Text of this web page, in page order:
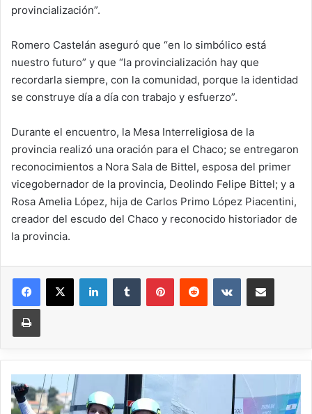
provincialización”.
Romero Castelán aseguró que “en lo simbólico está
nuestro futuro” y que “la provincialización hay que
recordarla siempre, con la comunidad, porque la identidad
se construye día a día con trabajo y esfuerzo”.
Durante el encuentro, la Mesa Interreligiosa de la
provincia realizó una oración para el Chaco; se entregaron
reconocimientos a Nora Sala de Bittel, esposa del primer
vicegobernador de la provincia, Deolindo Felipe Bittel; y a
Rosa Amelia López, hija de Carlos Primo López Piacentini,
creador del escudo del Chaco y reconocido historiador de
la provincia.